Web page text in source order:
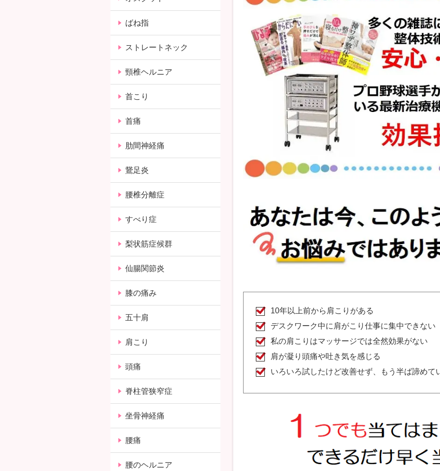
10年以上前から肩こりがある
デスクワーク中に肩がこり仕事に集中できない
私の肩こりはマッサージでは全然効果がない
肩が凝り頭痛や吐き気を感じる
いろいろ試したけど改善せず、もう半ば諦めて
ばね指
ストレートネック
頸椎ヘルニア
首こり
首痛
肋間神経痛
鵞足炎
腰椎分離症
すべり症
梨状筋症候群
仙腸関節炎
膝の痛み
五十肩
肩こり
頭痛
脊柱管狭窄症
坐骨神経痛
腰痛
腰のヘルニア